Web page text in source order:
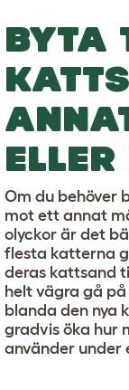
BYTA
Om du behöver
mot ett annat
olyckor är det
flesta katterna
deras kattsand
helt vägra gå
blanda den nya
gradvis öka hur
använder under